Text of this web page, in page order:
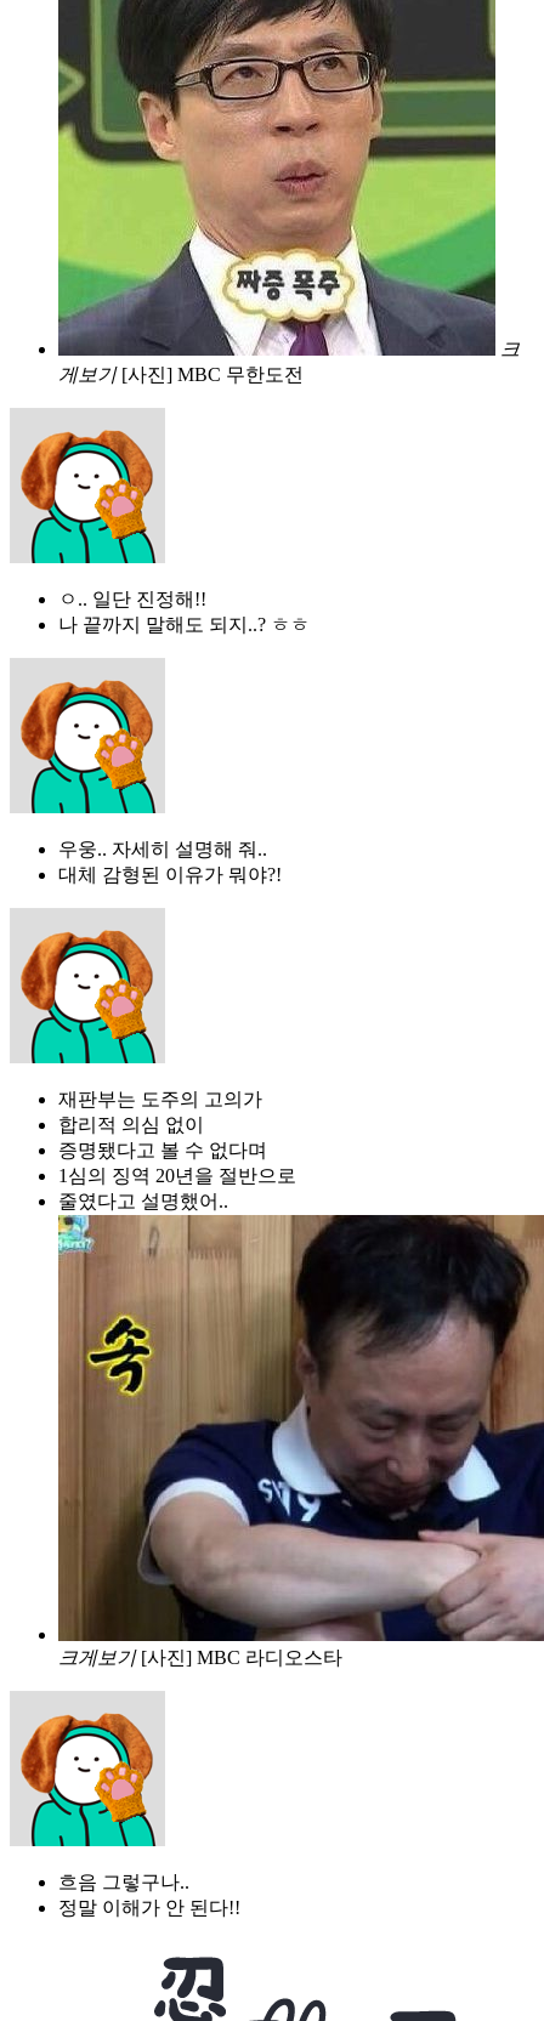
크
게보기 [사진] MBC 무한도전
ㅇ.. 일단 진정해!!
나 끝까지 말해도 되지..? ㅎㅎ
우웅.. 자세히 설명해 줘..
대체 감형된 이유가 뭐야?!
재판부는 도주의 고의가
합리적 의심 없이
증명됐다고 볼 수 없다며
1심의 징역 20년을 절반으로
줄였다고 설명했어..
크게보기 [사진] MBC 라디오스타
흐음 그렇구나..
정말 이해가 안 된다!!